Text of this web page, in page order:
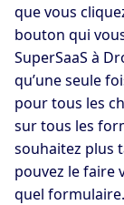
que vous
bouton qui
SuperSaaS à
qu’une seule
pour tous les
sur tous les
souhaitez plus
pouvez le faire
quel formulaire.